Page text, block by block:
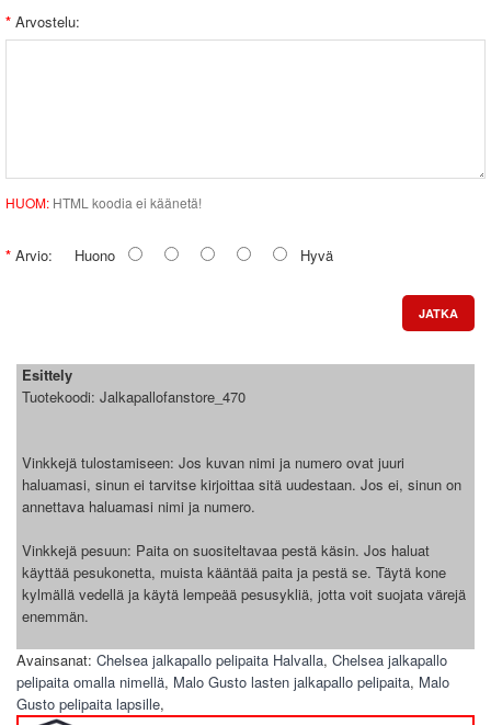
Arvostelu:
HUOM: HTML koodia ei käänetä!
Arvio: Huono Hyvä
JATKA
Esittely
Tuotekoodi: Jalkapallofanstore_470
Vinkkejä tulostamiseen: Jos kuvan nimi ja numero ovat juuri
haluamasi, sinun ei tarvitse kirjoittaa sitä uudestaan. Jos ei, sinun on
annettava haluamasi nimi ja numero.
Vinkkejä pesuun: Paita on suositeltavaa pestä käsin. Jos haluat
käyttää pesukonetta, muista kääntää paita ja pestä se. Täytä kone
kylmällä vedellä ja käytä lempeää pesusykliä, jotta voit suojata värejä
enemmän.
Avainsanat: Chelsea jalkapallo pelipaita Halvalla, Chelsea jalkapallo
pelipaita omalla nimellä, Malo Gusto lasten jalkapallo pelipaita, Malo
Gusto pelipaita lapsille,